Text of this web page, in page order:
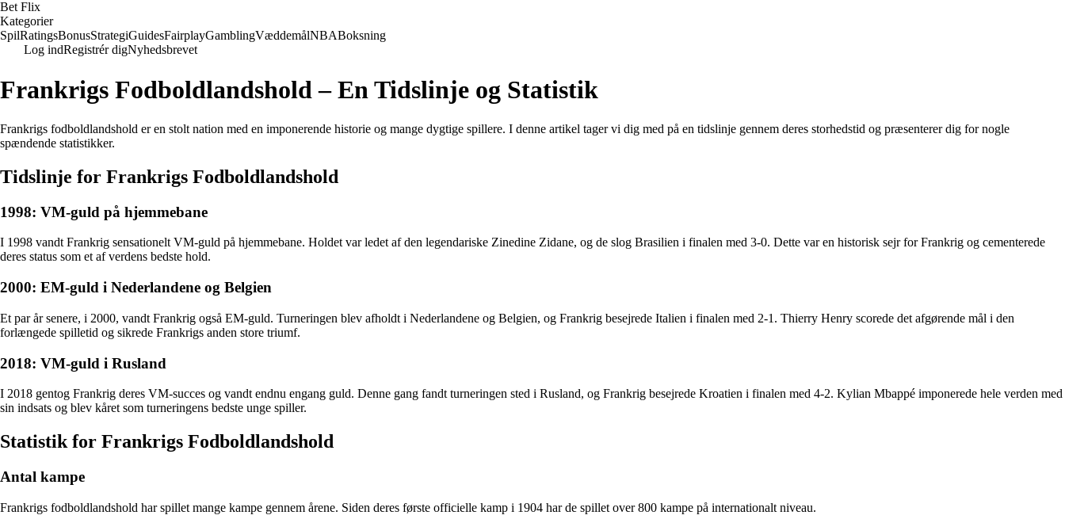
Bet Flix
Kategorier
SpilRatingsBonusStrategiGuidesFairplayGamblingVæddemålNBABoksning
Log indRegistrér digNyhedsbrevet
Frankrigs Fodboldlandshold – En Tidslinje og Statistik
Frankrigs fodboldlandshold er en stolt nation med en imponerende historie og mange dygtige spillere. I denne artikel tager vi dig med på en tidslinje gennem deres storhedstid og præsenterer dig for nogle
spændende statistikker.
Tidslinje for Frankrigs Fodboldlandshold
1998: VM-guld på hjemmebane
I 1998 vandt Frankrig sensationelt VM-guld på hjemmebane. Holdet var ledet af den legendariske Zinedine Zidane, og de slog Brasilien i finalen med 3-0. Dette var en historisk sejr for Frankrig og cementerede
deres status som et af verdens bedste hold.
2000: EM-guld i Nederlandene og Belgien
Et par år senere, i 2000, vandt Frankrig også EM-guld. Turneringen blev afholdt i Nederlandene og Belgien, og Frankrig besejrede Italien i finalen med 2-1. Thierry Henry scorede det afgørende mål i den
forlængede spilletid og sikrede Frankrigs anden store triumf.
2018: VM-guld i Rusland
I 2018 gentog Frankrig deres VM-succes og vandt endnu engang guld. Denne gang fandt turneringen sted i Rusland, og Frankrig besejrede Kroatien i finalen med 4-2. Kylian Mbappé imponerede hele verden med
sin indsats og blev kåret som turneringens bedste unge spiller.
Statistik for Frankrigs Fodboldlandshold
Antal kampe
Frankrigs fodboldlandshold har spillet mange kampe gennem årene. Siden deres første officielle kamp i 1904 har de spillet over 800 kampe på internationalt niveau.